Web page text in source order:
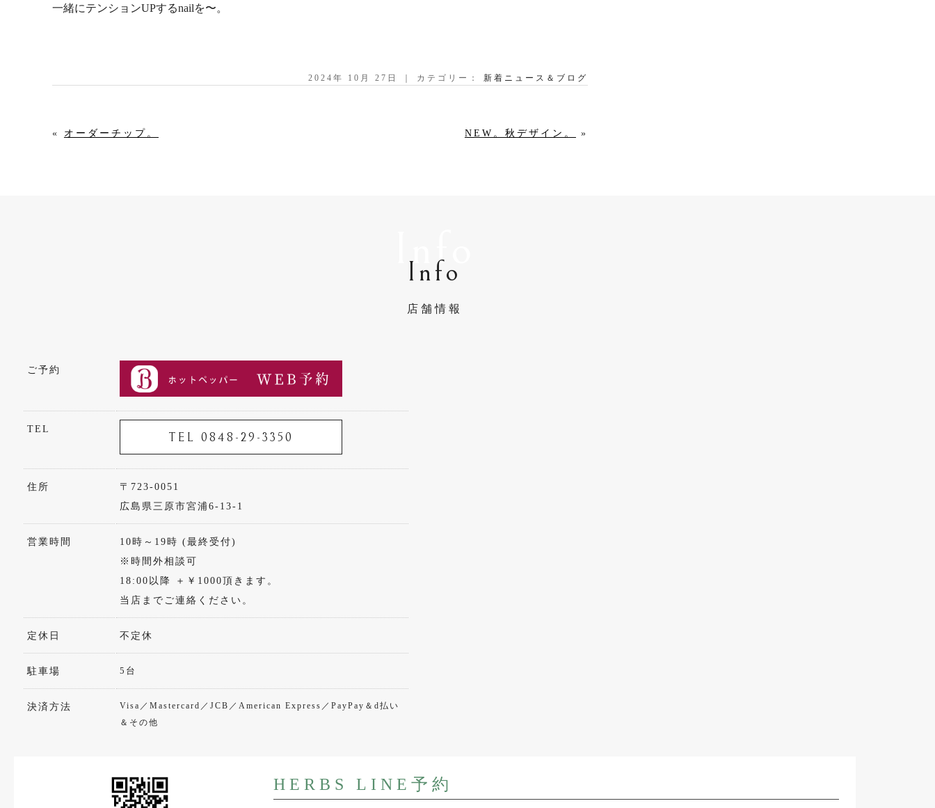
一緒にテンションUPするnailを〜。
2024年 10月 27日 ｜ カテゴリー： 新着ニュース＆ブログ
« オーダーチップ。 NEW。秋デザイン。 »
Info
Info
店舗情報
ご予約
TEL
TEL 0848-29-3350
住所
〒723-0051
広島県三原市宮浦6-13-1
営業時間
10時～19時 (最終受付)
※時間外相談可
18:00以降 ＋￥1000頂きます。
当店までご連絡ください。
定休日 不定休
駐車場 5台
決済方法
Visa／Mastercard／JCB／American Express／PayPay＆d払い
＆その他
HERBS LINE予約